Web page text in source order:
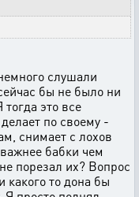
слушали
бы не было ни
это все
по своему -
снимает с лохов
бабки чем
порезал их? Вопрос
то дона бы